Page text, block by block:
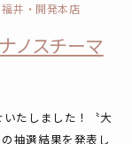
福井・開発本店
ノスチーマ
たしました！〝大
抽選結果を発表し